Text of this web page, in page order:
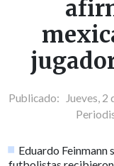
Publicado: Jueves, 2
Eduardo Feinmann